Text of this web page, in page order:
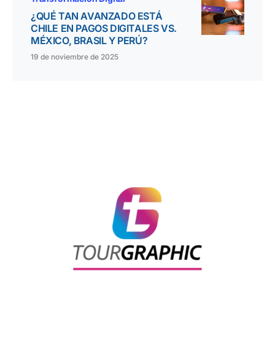
¿QUÉ TAN AVANZADO ESTÁ
CHILE EN PAGOS DIGITALES VS.
MÉXICO, BRASIL Y PERÚ?
19 de noviembre de 2025